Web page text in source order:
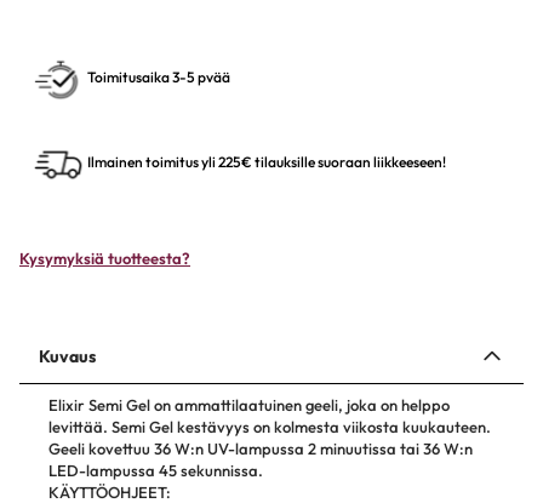
Toimitusaika 3-5 pvää
Ilmainen toimitus yli 225€ tilauksille suoraan liikkeeseen!
Kysymyksiä tuotteesta?
Kuvaus
Elixir Semi Gel on ammattilaatuinen geeli, joka on helppo
levittää. Semi Gel kestävyys on kolmesta viikosta kuukauteen.
Geeli kovettuu 36 W:n UV-lampussa 2 minuutissa tai 36 W:n
LED-lampussa 45 sekunnissa.
KÄYTTÖOHJEET: